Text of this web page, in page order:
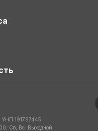
191767445
Сб, Вс: Выходной